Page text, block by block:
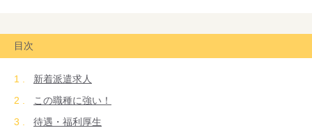
ポート！
あなたらしく働けるお仕事を一緒に探しませんか？
◆月刊人材ビジネス 第43回派遣スタッフ満足度調査結果（202
6年1月21日発表）で
口コミNo.1を獲得しました！
目次
新着派遣求人
この職種に強い！
待遇・福利厚生